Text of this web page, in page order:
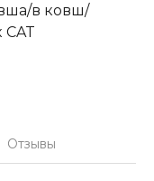
в ковш/
Отзывы